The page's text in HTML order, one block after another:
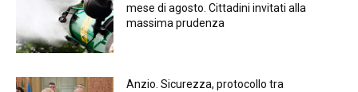
mese di agosto. Cittadini invitati alla
massima prudenza
Anzio. Sicurezza, protocollo tra